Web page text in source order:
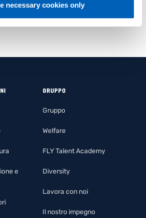
necessary cookies only
e
GRUPPO
Gruppo
Welfare
FLY Talent Academy
Diversity
Lavora con noi
Il nostro impegno